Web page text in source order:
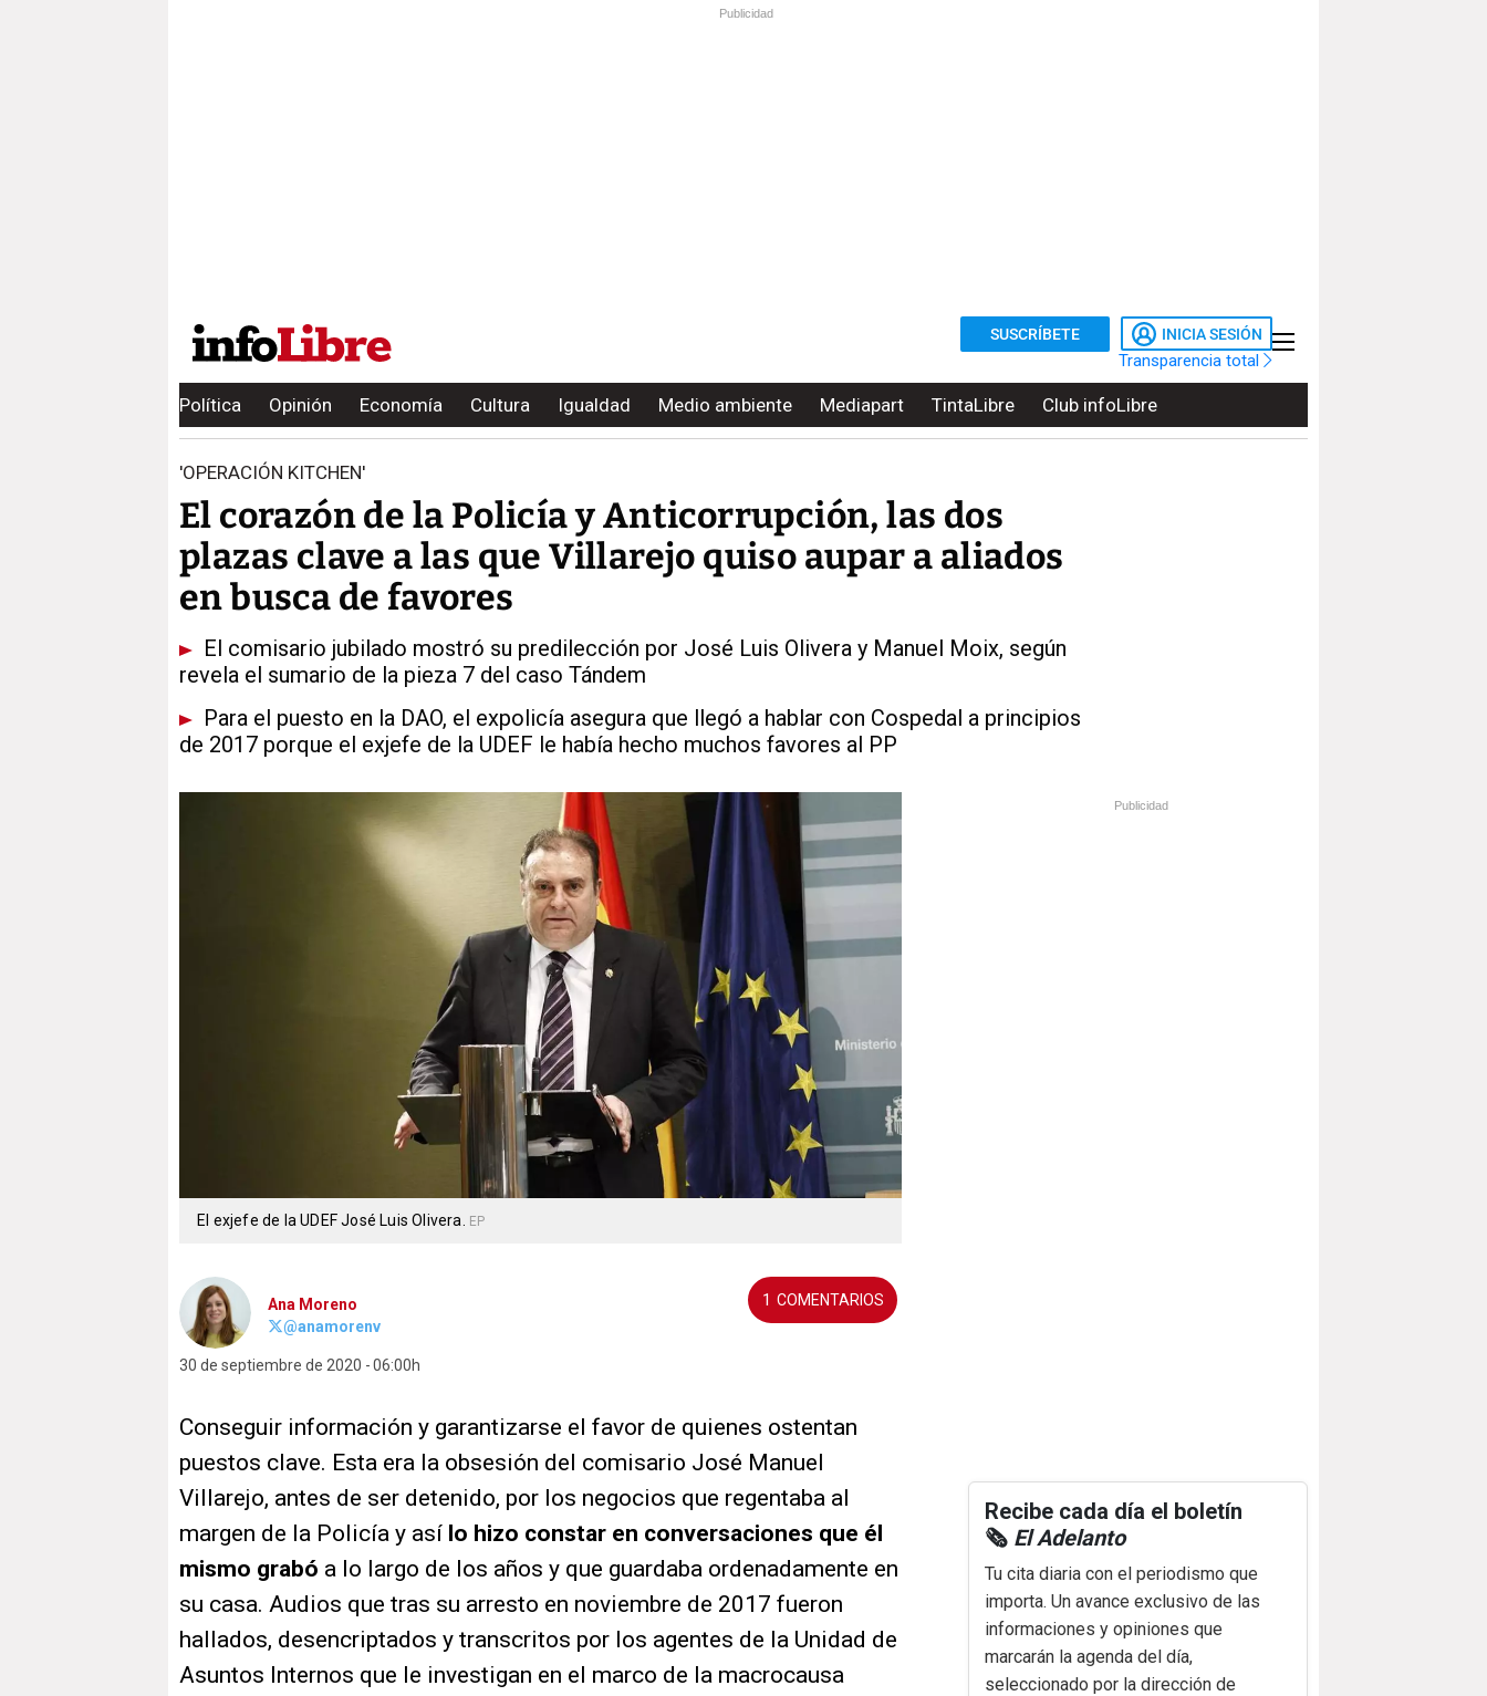
Publicidad
SUSCRÍBETE INICIA SESIÓN
Transparencia total
Política Opinión Economía Cultura Igualdad Medio ambiente Mediapart TintaLibre Club infoLibre
'OPERACIÓN KITCHEN'
El corazón de la Policía y Anticorrupción, las dos
plazas clave a las que Villarejo quiso aupar a aliados
en busca de favores
El comisario jubilado mostró su predilección por José Luis Olivera y Manuel Moix, según
revela el sumario de la pieza 7 del caso Tándem
Para el puesto en la DAO, el expolicía asegura que llegó a hablar con Cospedal a principios
de 2017 porque el exjefe de la UDEF le había hecho muchos favores al PP
El exjefe de la UDEF José Luis Olivera. EP
Ana Moreno
@anamorenv
30 de septiembre de 2020 06:00h
1
Conseguir información y garantizarse el favor de quienes ostentan
puestos clave. Esta era la obsesión del comisario José Manuel
Villarejo, antes de ser detenido, por los negocios que regentaba al
margen de la Policía y así lo hizo constar en conversaciones que él
mismo grabó a lo largo de los años y que guardaba ordenadamente en
su casa. Audios que tras su arresto en noviembre de 2017 fueron
hallados, desencriptados y transcritos por los agentes de la Unidad de
Asuntos Internos que le investigan en el marco de la macrocausa
Publicidad
Recibe cada día el boletín
🗞️ El Adelanto
Tu cita diaria con el periodismo que
importa. Un avance exclusivo de las
informaciones y opiniones que
marcarán la agenda del día,
seleccionado por la dirección de